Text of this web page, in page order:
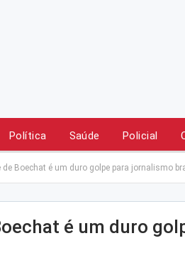
Política Saúde Policial
de Boechat é um duro golpe para jornalismo
é um duro